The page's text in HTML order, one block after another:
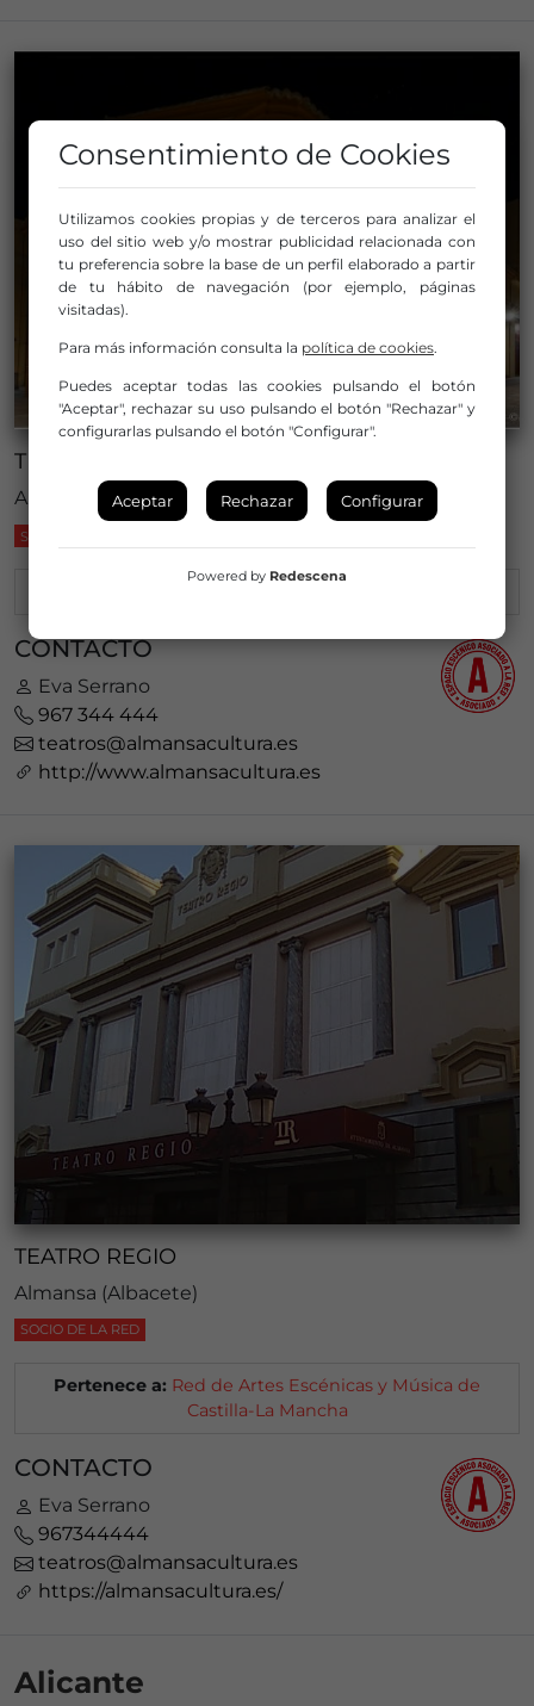
TEATRO PRINCIPAL DE ALMANSA
Almansa (Albacete)
SOCIO DE LA RED
Consorcio Cultural Albacete
CONTACTO
Eva Serrano
967 344 444
teatros@almansacultura.es
http://www.almansacultura.es
TEATRO REGIO
Almansa (Albacete)
SOCIO DE LA RED
Pertenece a: Red de Artes Escénicas y Música de
Castilla-La Mancha
CONTACTO
Eva Serrano
967344444
teatros@almansacultura.es
https://almansacultura.es/
Alicante
Consentimiento de Cookies
Utilizamos cookies propias y de terceros para analizar el
uso del sitio web y/o mostrar publicidad relacionada con
tu preferencia sobre la base de un perfil elaborado a partir
de tu hábito de navegación (por ejemplo, páginas
visitadas).
Para más información consulta la política de cookies.
Puedes aceptar todas las cookies pulsando el botón
"Aceptar", rechazar su uso pulsando el botón "Rechazar" y
configurarlas pulsando el botón "Configurar".
Aceptar Rechazar Configurar
Powered by Redescena